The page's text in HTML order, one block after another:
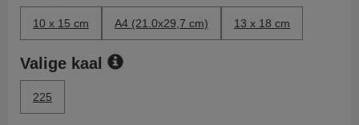
10 x 15 cm A4 (21.0x29,7 cm) 13 x 18 cm
Valige kaal
225